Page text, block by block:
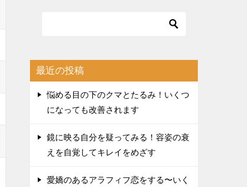
最近の投稿
悩める目の下のクマとたるみ！いくつ
になっても改善されます
鏡に映る自分を疑ってみる！容姿の衰
えを自覚してキレイをめざす
愛嬌のあるアラフィフ恋をする〜いく